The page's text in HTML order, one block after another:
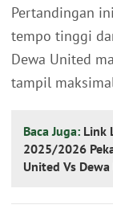
Pertandingan
tempo tinggi
Dewa United
tampil
Baca Juga: Link
2025/2026
United Vs